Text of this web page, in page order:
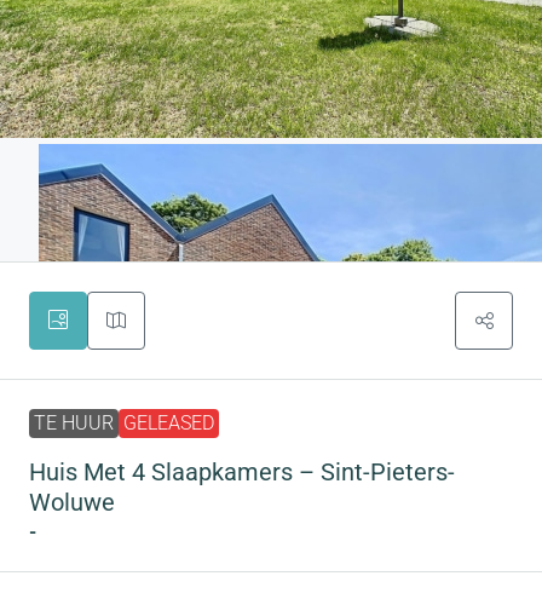
TE HUUR GELEASED
Huis Met 4 Slaapkamers – Sint-Pieters-
Woluwe
-